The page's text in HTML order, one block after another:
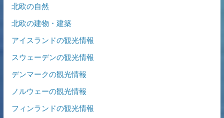
北欧の自然
北欧の建物・建築
アイスランドの観光情報
スウェーデンの観光情報
デンマークの観光情報
ノルウェーの観光情報
フィンランドの観光情報